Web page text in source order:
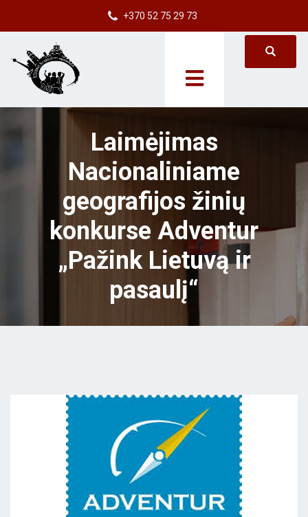
+370 52 75 29 73
Laimėjimas
Nacionaliniame
geografijos žinių
konkurse Adventur
„Pažink Lietuvą ir
pasaulį“